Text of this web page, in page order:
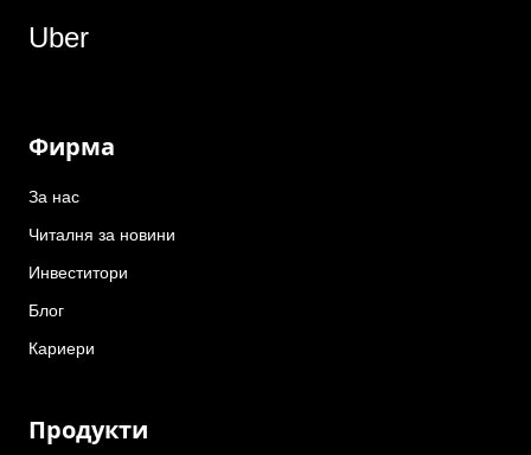
Uber
Фирма
За нас
Читалня за новини
Инвеститори
Блог
Кариери
Продукти